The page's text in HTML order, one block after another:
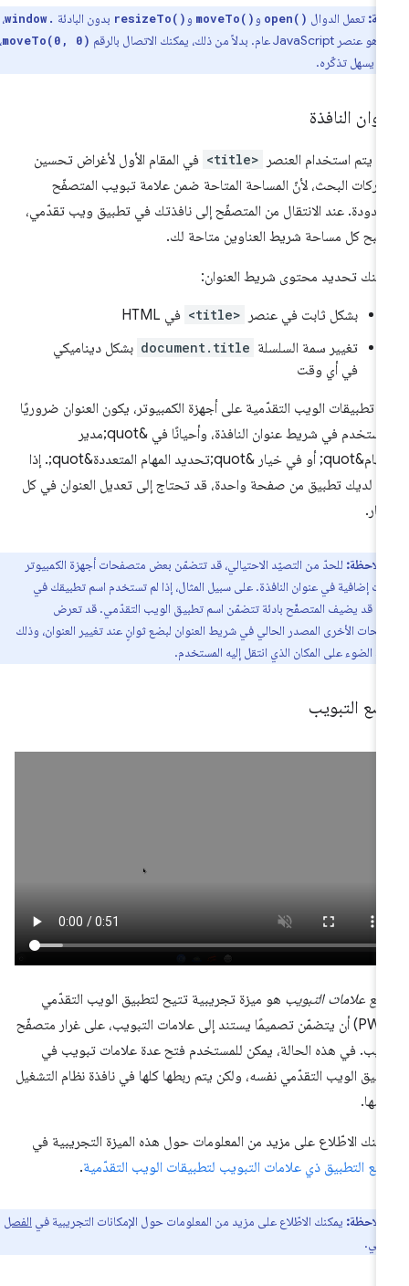
تعمل الدوالopen()وmoveTo()وresizeTo()بدون البادئةwindow.، لأنّ
هو عنصر JavaScript عام. بدلاً من ذلك، يمكنك الاتصال بالرقم moveTo(0, 0)،
يسهل تذكّره.
النافذة
يتم استخدام العنصر <title> في المقام الأول لأغراض تحسين
البحث، لأنّ المساحة المتاحة ضمن علامة تبويب المتصفّح
عند الانتقال من المتصفّح إلى نافذتك في تطبيق ويب تقدّمي،
كل مساحة شريط العناوين متاحة لك.
تحديد محتوى شريط العنوان:
بشكل ثابت في عنصر <title> في HTML
تغيير سمة السلسلة document.title بشكل ديناميكي
في أي وقت
تطبيقات الويب التقدّمية على أجهزة الكمبيوتر، يكون العنوان ضروريًا
ويُستخدم في شريط عنوان النافذة، وأحيانًا في &quot;مدير
المهام&quot; أو في خيار &quot;تحديد المهام المتعددة&quot;. إذا
لديك تطبيق من صفحة واحدة، قد تحتاج إلى تعديل العنوان في كل
ملاحظة:للحدّ من التصيّد الاحتيالي، قد تتضمّن بعض متصفحات أجهزة الكمبيوتر
إضافية في عنوان النافذة. على سبيل المثال، إذا لم تستخدم اسم تطبيقك في
قد يضيف المتصفّح بادئة تتضمّن اسم تطبيق الويب التقدّمي. قد تعرض
الأخرى المصدر الحالي في شريط العنوان لبضع ثوانٍ عند تغيير العنوان، وذلك
الضوء على المكان الذي انتقل إليه المستخدم.
التبويب
علامات التبويبهو ميزة تجريبية تتيح لتطبيق الويب التقدّمي
(PWA) أن يتضمّن تصميمًا يستند إلى علامات التبويب، على غرار متصفّح
في هذه الحالة، يمكن للمستخدم فتح عدة علامات تبويب في
الويب التقدّمي نفسه، ولكن يتم ربطها كلها في نافذة نظام التشغيل
الاطّلاع على مزيد من المعلومات حول هذه الميزة التجريبية في
التطبيق ذي علامات التبويب لتطبيقات الويب التقدّمية.
ملاحظة:يمكنك الاطّلاع على مزيد من المعلومات حول الإمكانات التجريبية فيالفصل